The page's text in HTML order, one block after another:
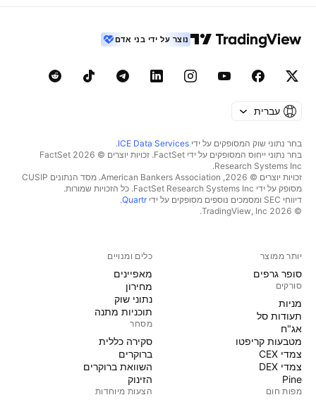
נוצר על ידי בני אדם
עברית
בחר נתוני שוק המסופקים על ידי ICE Data Services
.
בחר נתוני ייחוס המסופקים על ידי FactSet. זכויות יוצרים © 2026 ‏FactSet
Research Systems Inc.‏
זכויות יוצרים © 2026, ‏American Bankers Association. מסד הנתונים CUSIP
מסופק על ידי FactSet Research Systems Inc. כל הזכויות שמורות.
דיווחי SEC ומסמכים נוספים מסופקים על ידי
Quartr
.
© 2026 ‏TradingView, Inc.‏
יותר ממוצר
סופר גרפים
סורקים
מניות‏
תעודות סל
אג"ח
מטבעות קריפטו
צמדי CEX
צמדי DEX
Pine
מפות חום
כלים ומנויים
מאפיינים
מחירון
נתוני שוק
תוכניות מתנה
מסחר
סקירה כללית
ברוקרים
השוואת ברוקרים
הזינוק
הצעות מיוחדות